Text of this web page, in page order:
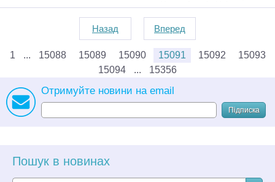
Назад Вперед
1 15088 15089 15090 15091 15092
15093
15094
15356
Отримуйте новини на email
Підписка
Пошук в новинах